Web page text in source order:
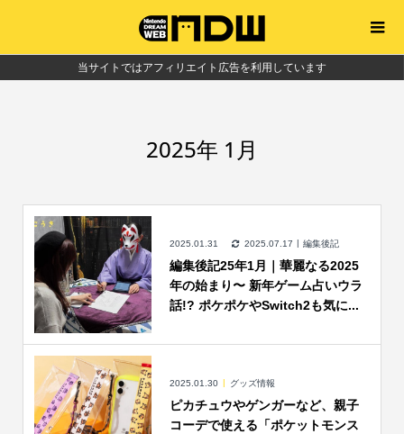
当サイトではアフィリエイト広告を利用しています
2025年 1月
2025.01.31 2025.07.17 編集後記
編集後記25年1月｜華麗なる2025
年の始まり〜 新年ゲーム占いウラ
話!? ポケポケやSwitch2も気に...
2025.01.30 グッズ情報
ピカチュウやゲンガーなど、親子
コーデで使える「ポケットモンス